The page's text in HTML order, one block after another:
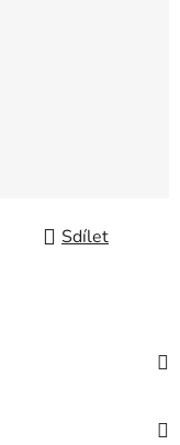
Sdílet